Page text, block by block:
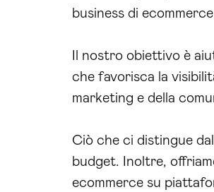
business di
Il nostro obiettivo è
che favorisca la
marketing e della
Ciò che ci distingue
budget. Inoltre,
ecommerce su